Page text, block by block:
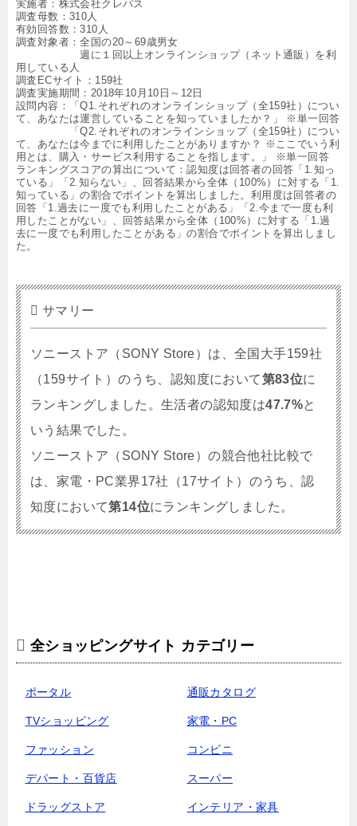
実施者：株式会社クレパス
調査母数：310人
有効回答数：310人
調査対象者：全国の20～69歳男女
週に１回以上オンラインショップ（ネット通販）を利
用している人
調査ECサイト：159社
調査実施期間：2018年10月10日～12日
設問内容：「Q1.それぞれのオンラインショップ（全159社）につい
て、あなたは運営していることを知っていましたか？」 ※単一回答
「Q2.それぞれのオンラインショップ（全159社）につい
て、あなたは今までに利用したことがありますか？ ※ここでいう利
用とは、購入・サービス利用することを指します。」 ※単一回答
ランキングスコアの算出について：認知度は回答者の回答「1.知っ
ている」「2.知らない」、回答結果から全体（100%）に対する「1.
知っている」の割合でポイントを算出しました。利用度は回答者の
回答「1.過去に一度でも利用したことがある」「2.今まで一度も利
用したことがない」、回答結果から全体（100%）に対する「1.過
去に一度でも利用したことがある」の割合でポイントを算出しまし
た。
サマリー
ソニーストア（SONY Store）は、全国大手159社
（159サイト）のうち、認知度において第83位に
ランキングしました。生活者の認知度は47.7%と
いう結果でした。
ソニーストア（SONY Store）の競合他社比較で
は、家電・PC業界17社（17サイト）のうち、認
知度において第14位にランキングしました。
全ショッピングサイト カテゴリー
ポータル 通販カタログ
TVショッピング 家電・PC
ファッション コンビニ
デパート・百貨店 スーパー
ドラッグストア インテリア・家具